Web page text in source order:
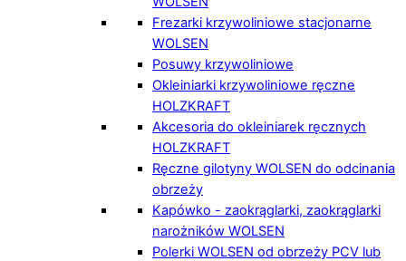
Frezarki krzywoliniowe stacjonarne
WOLSEN
Posuwy krzywoliniowe
Okleiniarki krzywoliniowe ręczne
HOLZKRAFT
Akcesoria do okleiniarek ręcznych
HOLZKRAFT
Ręczne gilotyny WOLSEN do odcinania
obrzeży
Kapówko - zaokrąglarki, zaokrąglarki
narożników WOLSEN
Polerki WOLSEN od obrzeży PCV lub